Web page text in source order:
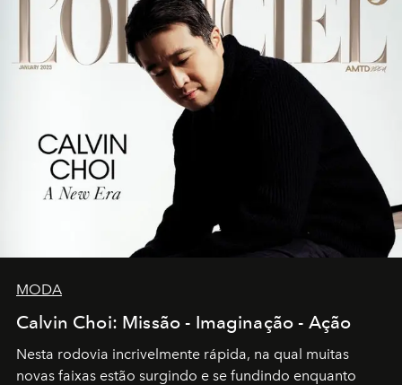
MODA
Calvin Choi: Missão - Imaginação - Ação
Nesta rodovia incrivelmente rápida, na qual muitas
novas faixas estão surgindo e se fundindo enquanto